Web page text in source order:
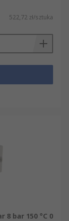
522,72 zł/sztuka
8 bar 150 °C 0